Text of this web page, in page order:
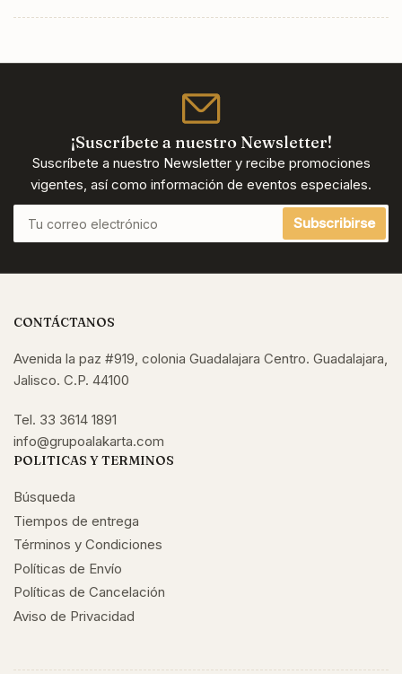
¡Suscríbete a nuestro Newsletter!
Suscríbete a nuestro Newsletter y recibe promociones
vigentes, así como información de eventos especiales.
correo
electrónico
Subscribirse
CONTÁCTANOS
Avenida la paz #919, colonia Guadalajara Centro. Guadalajara,
Jalisco. C.P. 44100
Tel. 33 3614 1891
info@grupoalakarta.com
POLITICAS Y TERMINOS
Búsqueda
Tiempos de entrega
Términos y Condiciones
Políticas de Envío
Políticas de Cancelación
Aviso de Privacidad